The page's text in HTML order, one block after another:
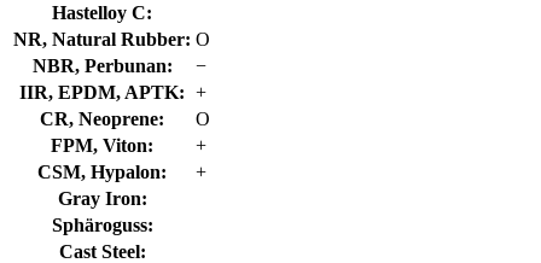
Hastelloy C:
NR, Natural Rubber: O
NBR, Perbunan:
−
IIR, EPDM, APTK: +
CR, Neoprene:
O
FPM, Viton:
+
CSM, Hypalon:
+
Gray Iron:
Sphäroguss:
Cast Steel: